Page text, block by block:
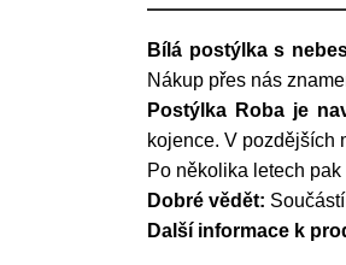
Bílá postýlka s
Nákup přes nás
Postýlka Roba je
kojence. V pozdějších
Po několika letech
Dobré vědět:
Další informace k